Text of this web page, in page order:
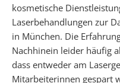
kosmetische
Laserbehandlungen zur
in München. Die
Nachhinein leider häufig
dass entweder am
Mitarbeiterinnen gespart